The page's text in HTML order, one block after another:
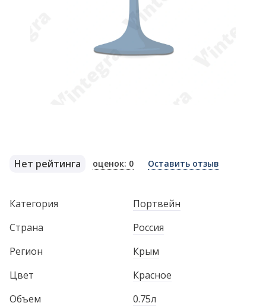
Нет рейтинга оценок: 0 Оставить отзыв
Категория
Портвейн
Страна
Россия
Регион
Крым
Цвет
Красное
Объем
0.75л